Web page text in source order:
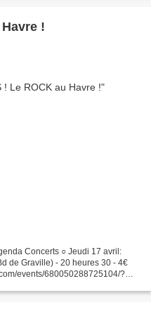
au Havre !
○ Jeudi 17 avril:
de Graville) - 20 heures 30 - 4€
events/680050288725104/?